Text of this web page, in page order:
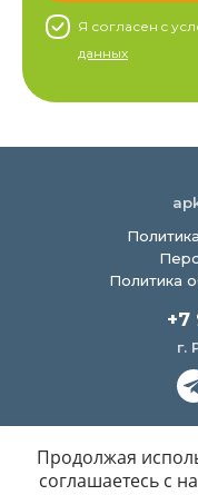
Я согласен c
данных
Политика
+7
г.
Продолжая
соглашаетесь с